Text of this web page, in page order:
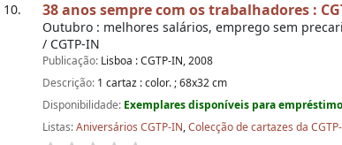
10. 38 anos sempre com os trabalhadores :
Outubro : melhores salários, emprego sem
/ CGTP-IN
Publicação: Lisboa : CGTP-IN, 2008
Descrição: 1 cartaz : color. ; 68x32 cm
Disponibilidade: Exemplares disponíveis para
Listas:Aniversários CGTP-IN,Colecção de cartazes da